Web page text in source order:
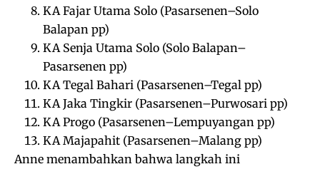
KA Fajar Utama Solo (Pasarsenen–Solo
Balapan pp)
KA Senja Utama Solo (Solo Balapan–
Pasarsenen pp)
KA Tegal Bahari (Pasarsenen–Tegal pp)
KA Jaka Tingkir (Pasarsenen–Purwosari pp)
KA Progo (Pasarsenen–Lempuyangan pp)
KA Majapahit (Pasarsenen–Malang pp)
Anne menambahkan bahwa langkah ini